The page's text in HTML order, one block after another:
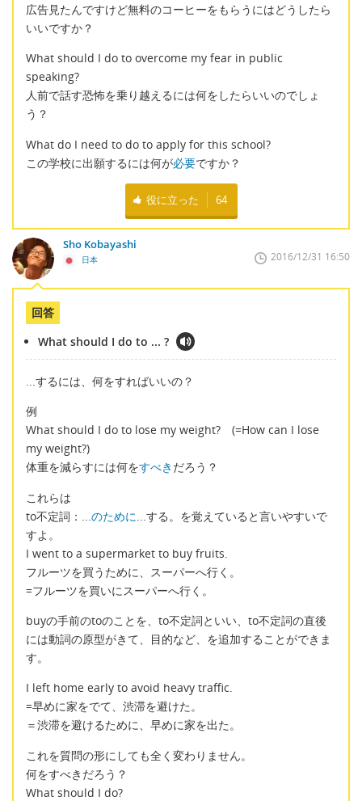
広告見たんですけど無料のコーヒーをもらうにはどうしたら
いいですか？
What should I do to overcome my fear in public
speaking?
人前で話す恐怖を乗り越えるには何をしたらいいのでしょ
う？
What do I need to do to apply for this school?
この学校に出願するには何が必要ですか？
役に立った 64
Sho Kobayashi
日本 2016/12/31 16:50
回答
What should I do to ... ?
...するには、何をすればいいの？
例
What should I do to lose my weight? (=How can I lose
my weight?)
体重を減らすには何をすべき だろう？
これらは
to不定詞：... のために
...する。を覚えていると言いやすいで
すよ。
I went to a supermarket to buy fruits.
フルーツを買うために、スーパーへ行く。
=フルーツを買いにスーパーへ行く。
buyの手前のtoのことを、to不定詞といい、to不定詞の直後
には動詞の原型がきて、目的など、を追加することができま
す。
I left home early to avoid heavy traffic.
=早めに家をでて、渋滞を避けた。
＝渋滞を避けるために、早めに家を出た。
これを質問の形にしても全く変わりません。
何をすべきだろう？
What should I do?